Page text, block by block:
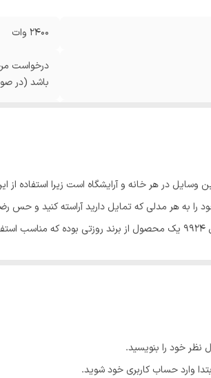
2400 وات
درخواست
باشد (در
وسایل در هر خانه و آرایشگاه است زیرا استفاده
را به هر مدلی که تمایل دارید آراسته کنید و
خود را بنویسید.
وارد حساب کاربری خود شوید.